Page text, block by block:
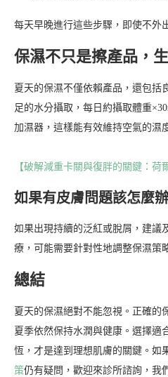
每天早晚進行這些步驟，即使不外
保濕不只是擦產品，
夏天的保濕不僅依賴產品，還包括
足的水分攝取，每日約攝取體重
加濕器，這樣能有效維持空氣的濕
【破解減重卡關與復胖的關鍵：荷
如果有皮膚問題該怎麼
如果出現持續的泛紅或脫屑，建議
療，可能需要針對性地調整保濕策
總結
夏天的保濕絕對不能忽視。正確的
夏季依然保持水潤與健康。選擇適
恆，才是達到理想肌膚的關鍵。如
策仍有疑問，歡迎來診所諮詢，我